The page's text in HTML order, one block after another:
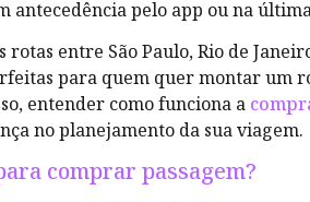
antecedência pelo app ou na
entre São Paulo, Rio de
para quem quer montar um
entender como funciona a
no planejamento da sua viagem.
comprar passagem?